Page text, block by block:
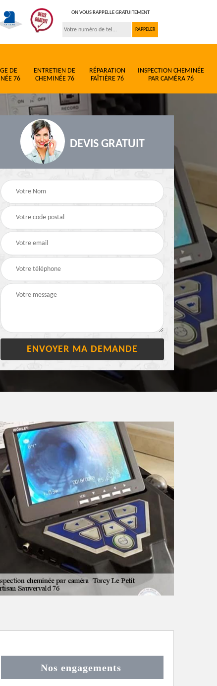
ON VOUS RAPPELLE GRATUITEMENT
DE
76
ENTRETIEN DE
CHEMINÉE 76
RÉPARATION
FAÎTIÈRE 76
INSPECTION CHEMINÉE
PAR CAMÉRA 76
DEVIS GRATUIT
Nos engagements